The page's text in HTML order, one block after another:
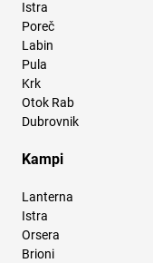
Istra
Poreč
Labin
Pula
Krk
Otok Rab
Dubrovnik
Kampi
Lanterna
Istra
Orsera
Brioni